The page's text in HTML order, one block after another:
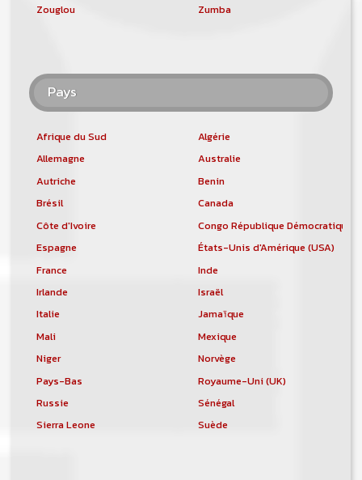
Zouglou
Zumba
Pays
Afrique du Sud
Algérie
Allemagne
Australie
Autriche
Benin
Brésil
Canada
Côte d'Ivoire
Congo République Démocratique
Espagne
États-Unis d'Amérique (USA)
France
Inde
Irlande
Israël
Italie
Jamaïque
Mali
Mexique
Niger
Norvège
Pays-Bas
Royaume-Uni (UK)
Russie
Sénégal
Sierra Leone
Suède